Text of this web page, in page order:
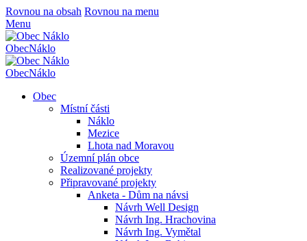
Rovnou na obsah Rovnou na menu
Menu
ObecNáklo
ObecNáklo
Obec
Místní části
Náklo
Mezice
Lhota nad Moravou
Územní plán obce
Realizované projekty
Připravované projekty
Anketa - Dům na návsi
Návrh Well Design
Návrh Ing. Hrachovina
Návrh Ing. Vymětal